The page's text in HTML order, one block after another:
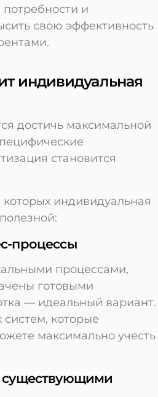
и
свою эффективность
индивидуальная
достичь максимальной
становится
индивидуальная
процессы
процессами,
готовыми
— идеальный вариант.
которые
максимально учесть
существующими